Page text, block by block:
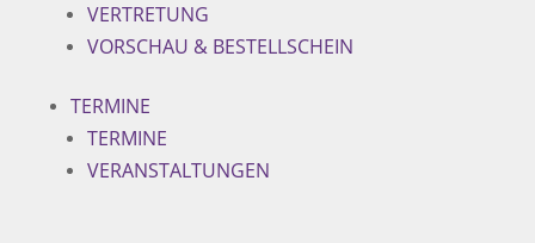
VERTRETUNG
VORSCHAU & BESTELLSCHEIN
TERMINE
TERMINE
VERANSTALTUNGEN